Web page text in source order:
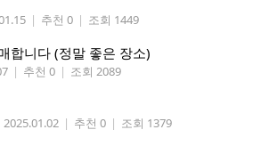
| 추천 0 | 조회 1449
합니다 (정말 좋은 장소)
| 추천 0 | 조회 2089
2025.01.02 | 추천 0 | 조회 1379